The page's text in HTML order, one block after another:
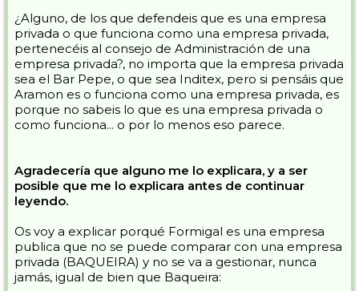
¿Alguno, de los que defendeis que es una empresa
privada o que funciona como una empresa privada,
pertenecéis al consejo de Administración de una
empresa privada?, no importa que la empresa privada
sea el Bar Pepe, o que sea Inditex, pero si pensáis que
Aramon es o funciona como una empresa privada, es
porque no sabeis lo que es una empresa privada o
como funciona... o por lo menos eso parece.
Agradecería que alguno me lo explicara, y a ser
posible que me lo explicara antes de continuar
leyendo.
Os voy a explicar porqué Formigal es una empresa
publica que no se puede comparar con una empresa
privada (BAQUEIRA) y no se va a gestionar, nunca
jamás, igual de bien que Baqueira: